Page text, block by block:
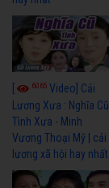
6065 Video] Cải
Lương Xưa : Nghĩa Cũ
Tình Xưa - Minh
Vương Thoại Mỹ | cải
lương xã hội hay nhất